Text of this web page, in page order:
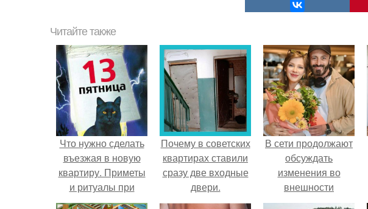
Читайте также
Что нужно сделать
въезжая в новую
квартиру. Приметы
и ритуалы при
новоселье
Почему в советских
квартирах ставили
сразу две входные
двери.
В сети продолжают
обсуждать
изменения во
внешности
актрисы.